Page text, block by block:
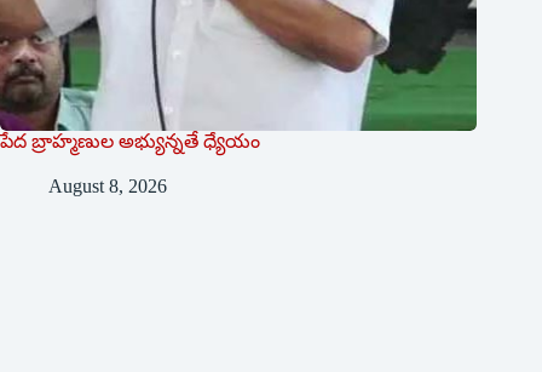
పేద బ్రాహ్మణుల అభ్యున్నతే ధ్యేయం
August 8, 2026